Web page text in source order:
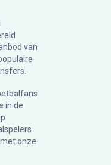
van
in de
onze